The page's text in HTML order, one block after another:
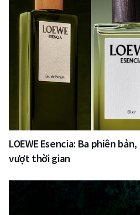
LOEWE Esencia: Ba phiên
vượt thời gian